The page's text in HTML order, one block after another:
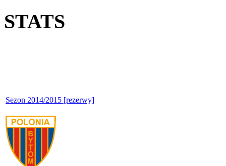
STATS
Sezon 2014/2015 [rezerwy]